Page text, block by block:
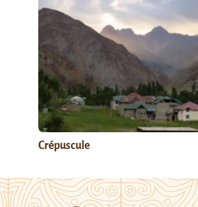
Crépuscule